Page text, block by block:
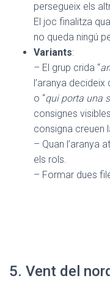
persegueix els
El joc finalitza
no queda ningú
Variants:
– El grup crida “
l’aranya decideix
o “qui porta una
consignes
consigna creuen
– Quan l’aranya
els rols.
– Formar dues
5. Vent del